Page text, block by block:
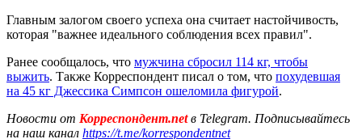
Главным залогом своего успеха она считает настойчивость,
которая "важнее идеального соблюдения всех правил".
Ранее сообщалось, что мужчина сбросил 114 кг, чтобы
выжить. Также Корреспондент писал о том, что похудевшая
на 45 кг Джессика Симпсон ошеломила фигурой.
Новости от Корреспондент.netв Telegram. Подписывайтесь
на наш канал https://t.me/korrespondentnet